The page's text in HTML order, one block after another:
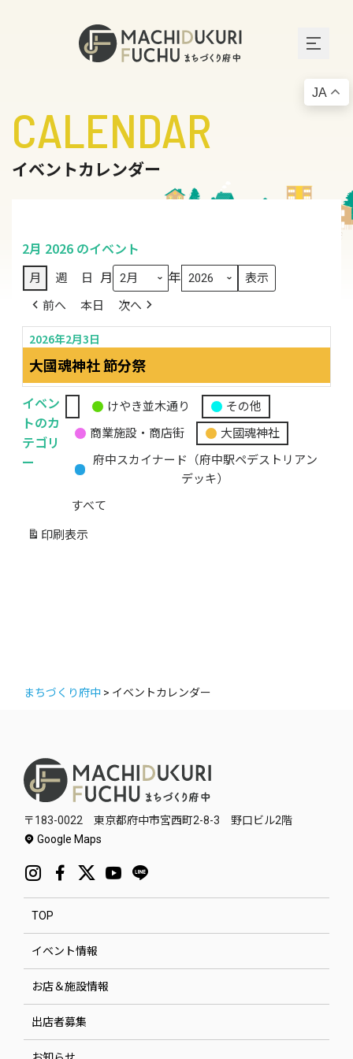
CALENDAR
イベントカレンダー
2月 2026 のイベント
月 週 日 月 年
前へ 本日 次へ
2026年2月3日
大國魂神社 節分祭
イベン
トのカ
テゴリ
ー
無
題
カ
ゴ
リ
けやき並木通り
その他
商業施設・商店街
大國魂神社
府中スカイナード（府中駅ペデストリアン
デッキ）
すべて
印刷 表示
まちづくり府中 > イベントカレンダー
〒183-0022 東京都府中市宮西町2-8-3 野口ビル2階
Google Maps
TOP
イベント情報
お店＆施設情報
出店者募集
JA